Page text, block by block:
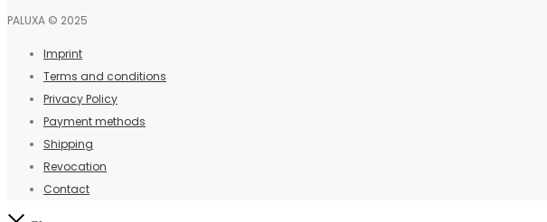
PALUXA © 2025
Imprint
Terms and conditions
Privacy Policy
Payment methods
Shipping
Revocation
Contact